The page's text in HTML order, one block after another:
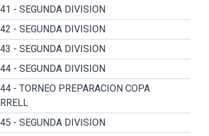
- SEGUNDA DIVISION
- SEGUNDA DIVISION
- SEGUNDA DIVISION
- SEGUNDA DIVISION
- TORNEO PREPARACION COPA
- SEGUNDA DIVISION